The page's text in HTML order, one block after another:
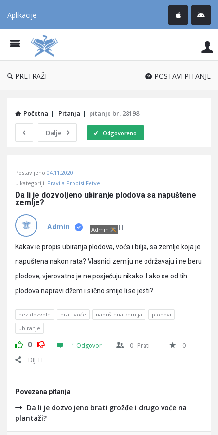
Aplikacije
®
PRETRAŽI POSTAVI PITANJE
Početna | Pitanja | pitanje br. 28198
Dalje Odgovoreno
Učene
Latest
Pitanja
Postavljeno 04.11.2020
u kategoriji: Pravila Propisi Fetve
Da li je dozvoljeno ubiranje plodova sa napuštene
zemlje?
Admin Admin IT
Kakav ie propis ubiranja plodova, voća i bilja, sa zemlje koja je
napuštena nakon rata? Vlasnici zemlju ne održavaju i ne beru
plodove, vjerovatno je ne posjećuju nikako. I ako se od tih
plodova napravi džem i slično smije li se jesti?
bez dozvole brati voće napuštena zemlja
plodovi
ubiranje
0 1 Odgovor 0 Prati
0
DIJELI
Povezana pitanja
Da li je dozvoljeno brati grožđe i drugo voće na
plantaži?